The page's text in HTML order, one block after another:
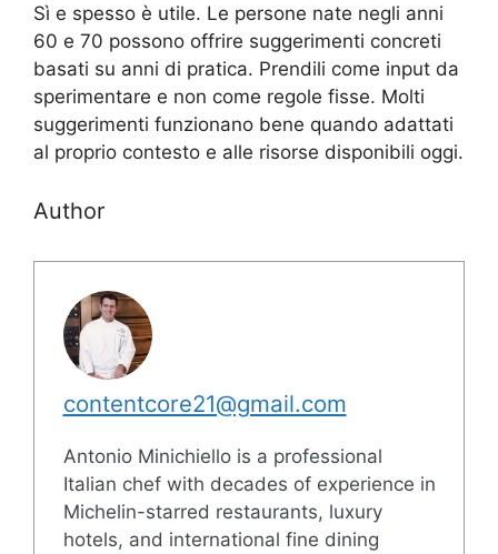
Sì e spesso è utile. Le persone nate negli anni
60 e 70 possono offrire suggerimenti concreti
basati su anni di pratica. Prendili come input da
sperimentare e non come regole fisse. Molti
suggerimenti funzionano bene quando adattati
al proprio contesto e alle risorse disponibili oggi.
Author
contentcore21@gmail.com
Antonio Minichiello is a professional
Italian chef with decades of experience in
Michelin-starred restaurants, luxury
hotels, and international fine dining